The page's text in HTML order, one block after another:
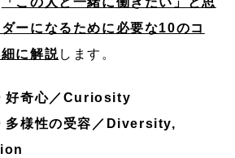
ーになるために必要な10のコ
に解説します。
好奇心／Curiosity
多様性の受容／Diversity,